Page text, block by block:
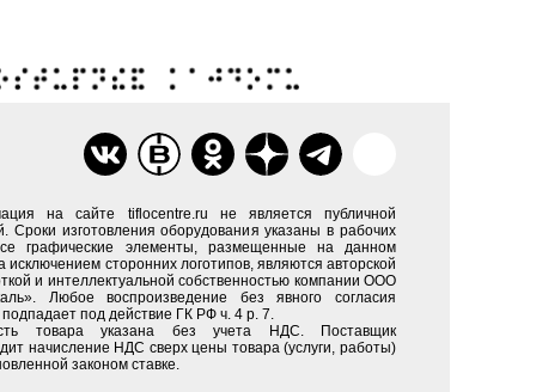
на сайте tiflocentre.ru не является публичной
Сроки изготовления оборудования указаны в рабочих
графические элементы, размещенные на данном
исключением сторонних логотипов, являются авторской
и интеллектуальной собственностью компании ООО
Любое воспроизведение без явного согласия
подпадает под действие ГК РФ ч. 4 р. 7.
товара указана без учета НДС. Поставщик
начисление НДС сверх цены товара (услуги, работы)
законом ставке.